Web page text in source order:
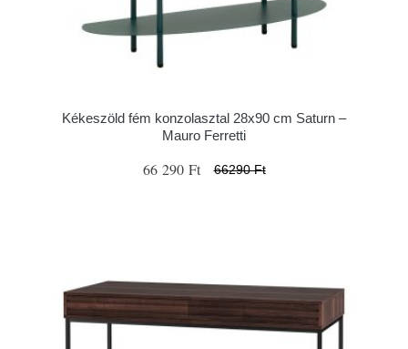
Kékeszöld fém konzolasztal 28x90 cm Saturn –
Mauro Ferretti
66 290 Ft 66290 Ft